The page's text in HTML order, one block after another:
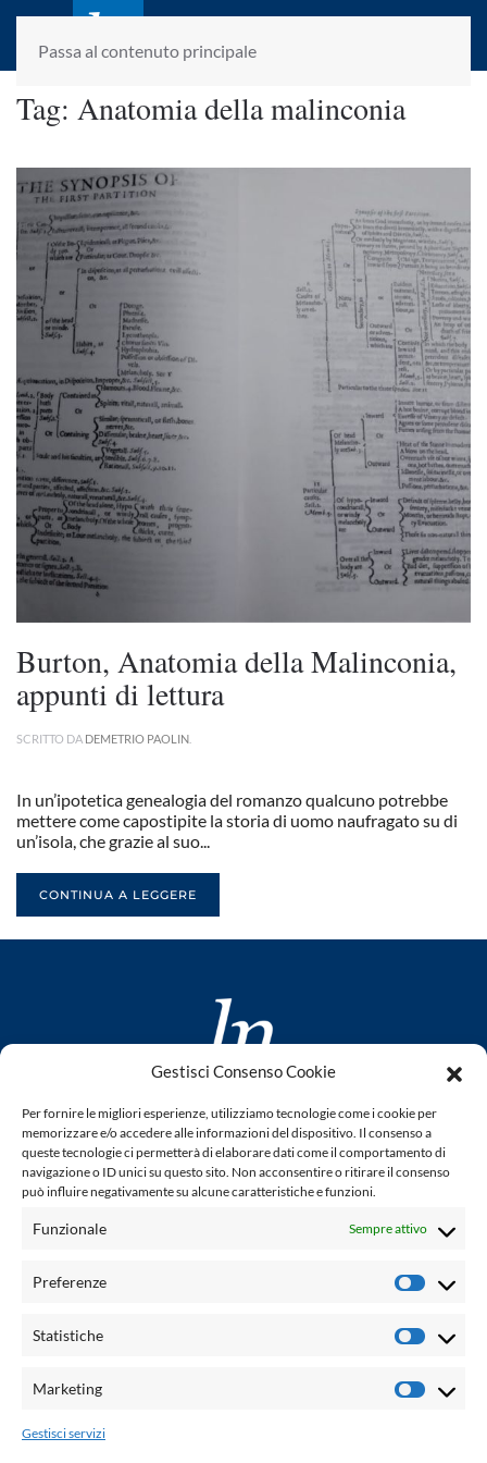
Gestisci Consenso Cookie
Per fornire le migliori esperienze, utilizziamo tecnologie come i cookie per
memorizzare e/o accedere alle informazioni del dispositivo. Il consenso a
queste tecnologie ci permetterà di elaborare dati come il comportamento di
navigazione o ID unici su questo sito. Non acconsentire o ritirare il consenso
può influire negativamente su alcune caratteristiche e funzioni.
Funzionale Sempre attivo
Preferenze
Statistiche
Marketing
Gestisci servizi
Passa al contenuto principale
laletteraturaenoi.it
fondato da Romano Luperini
Tag: Anatomia della malinconia
Burton, Anatomia della Malinconia,
appunti di lettura
SCRITTO DA DEMETRIO PAOLIN
In un’ipotetica genealogia del romanzo qualcuno potrebbe
mettere come capostipite la storia di uomo naufragato su di
un’isola, che grazie al suo...
CONTINUA A LEGGERE
www.laletteraturaenoi.it
fondato da Romano Luperini
Questo blog non rappresenta una testata giornalistica in
quanto viene aggiornato senza alcuna periodicità. Non può
legge n° 62 del 7.03.2001. L'autore non è responsabile per
email: